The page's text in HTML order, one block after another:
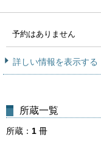
予約はありません
詳しい情報を表示する
所蔵一覧
所蔵 1 冊